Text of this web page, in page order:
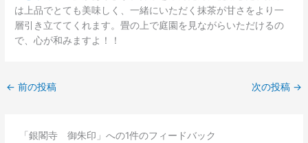
は上品でとても美味しく、一緒にいただく抹茶が甘さをより一
層引き立ててくれます。畳の上で庭園を見ながらいただけるの
で、心が和みますよ！！
← 前の投稿 次の投稿 →
「銀閣寺 御朱印」への1件のフィードバック